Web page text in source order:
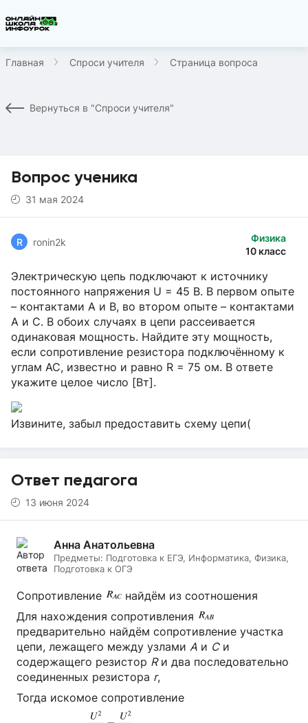
Главная Спроси учителя Страница вопроса
Вернуться в "Спроси учителя"
Вопрос ученика
31 мая 2024
Физика
10 класс
R ronin2k
Электрическую цепь подключают к источнику
постоянного напряжения U = 45 В. В первом опыте
– контактами A и B, во втором опыте – контактами
A и C. В обоих случаях в цепи рассеивается
одинаковая мощность. Найдите эту мощность,
если сопротивление резистора подключённому к
углам AC, известно и равно R = 75 ом. В ответе
укажите целое число [Вт].
Извините, забыл предоставить схему цепи(
Ответ педагога
13 июня 2024
Анна Анатольевна
Предметы: Подготовка к ЕГЭ, Информатика, Физика,
Подготовка к ОГЭ
Сопротивление
найдём из соотношения
Для нахождения сопротивления
предварительно найдём сопротивление участка
цепи, лежащего между узлами A и Cи
содержащего резистор Rи два последовательно
соединенных резистора r,
Тогда искомое сопротивление